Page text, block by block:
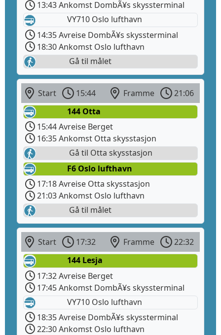
13:43 Ankomst DombÃ¥s skyssterminal
VY710 Oslo lufthavn
14:35 Avreise DombÃ¥s skyssterminal
18:30 Ankomst Oslo lufthavn
Gå til målet
Start 15:44 Framme
21:06
144 Otta
15:44 Avreise Berget
16:35 Ankomst Otta skysstasjon
Gå til Otta skysstasjon
F6 Oslo lufthavn
17:18 Avreise Otta skysstasjon
21:03 Ankomst Oslo lufthavn
Gå til målet
Start 17:32 Framme
22:32
144 Lesja
17:32 Avreise Berget
17:45 Ankomst DombÃ¥s skyssterminal
VY710 Oslo lufthavn
18:35 Avreise DombÃ¥s skyssterminal
22:30 Ankomst Oslo lufthavn